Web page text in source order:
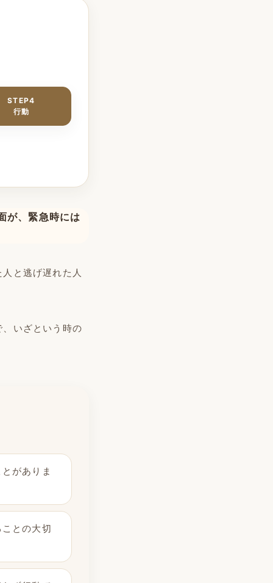
STEP4
行動
が、緊急時には
と逃げ遅れた人
いざという時の
がありま
との大切